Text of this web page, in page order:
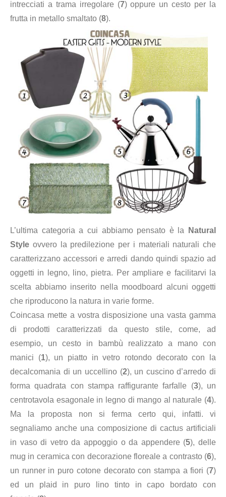
intrecciati a trama irregolare (7) oppure un cesto per la
frutta in metallo smaltato (8).
L’ultima categoria a cui abbiamo pensato è la
Natural
Style ovvero la predilezione per i materiali naturali che
caratterizzano accessori e arredi dando quindi spazio ad
oggetti in legno, lino, pietra. Per ampliare e facilitarvi la
scelta abbiamo inserito nella moodboard alcuni oggetti
che riproducono la natura in varie forme.
Coincasa mette a vostra disposizione una vasta gamma
di prodotti caratterizzati da questo stile, come, ad
esempio, un cesto in bambù realizzato a mano con
manici (1), un piatto in vetro rotondo decorato con la
decalcomania di un uccellino (2), un cuscino d’arredo di
forma quadrata con stampa raffigurante farfalle (3), un
centrotavola esagonale in legno di mango al naturale (4).
Ma la proposta non si ferma certo qui, infatti. vi
segnaliamo anche una composizione di cactus artificiali
in vaso di vetro da appoggio o da appendere (5), delle
mug in ceramica con decorazione floreale a contrasto (6),
un runner in puro cotone decorato con stampa a fiori (7)
ed un plaid in puro lino tinto in capo bordato con